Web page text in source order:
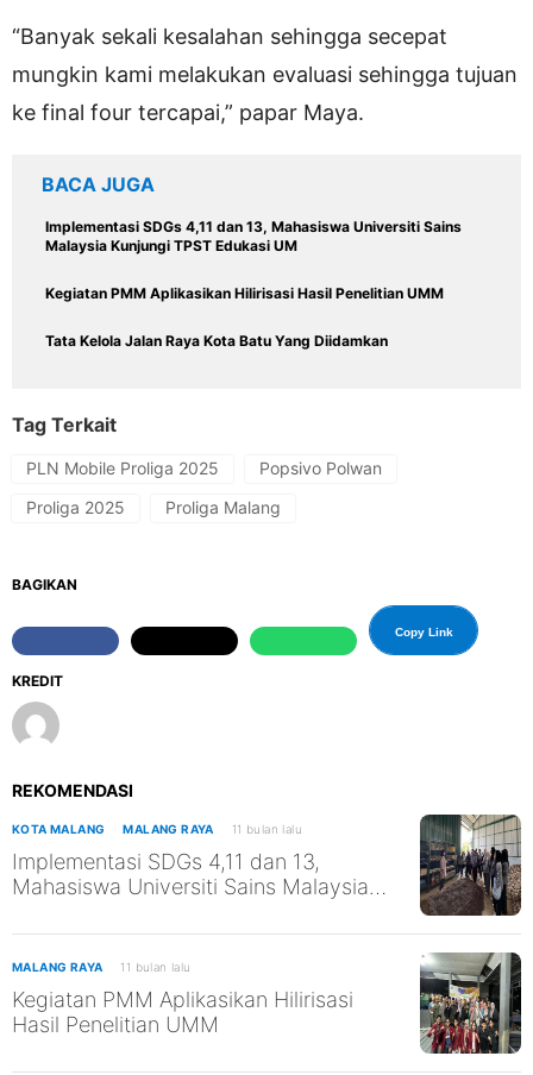
“Banyak sekali kesalahan sehingga secepat
mungkin kami melakukan evaluasi sehingga tujuan
ke final four tercapai,” papar Maya.
BACA JUGA
Implementasi SDGs 4,11 dan 13, Mahasiswa Universiti Sains
Malaysia Kunjungi TPST Edukasi UM
Kegiatan PMM Aplikasikan Hilirisasi Hasil Penelitian UMM
Tata Kelola Jalan Raya Kota Batu Yang Diidamkan
Tag Terkait
PLN Mobile Proliga 2025
Popsivo Polwan
Proliga 2025
Proliga Malang
KREDIT
BAGIKAN
Copy Link
REKOMENDASI
KOTA MALANG MALANG RAYA 11 bulan lalu
Implementasi SDGs 4,11 dan 13,
Mahasiswa Universiti Sains Malaysia
MALANG RAYA 11 bulan lalu
Kegiatan PMM Aplikasikan Hilirisasi
Hasil Penelitian UMM